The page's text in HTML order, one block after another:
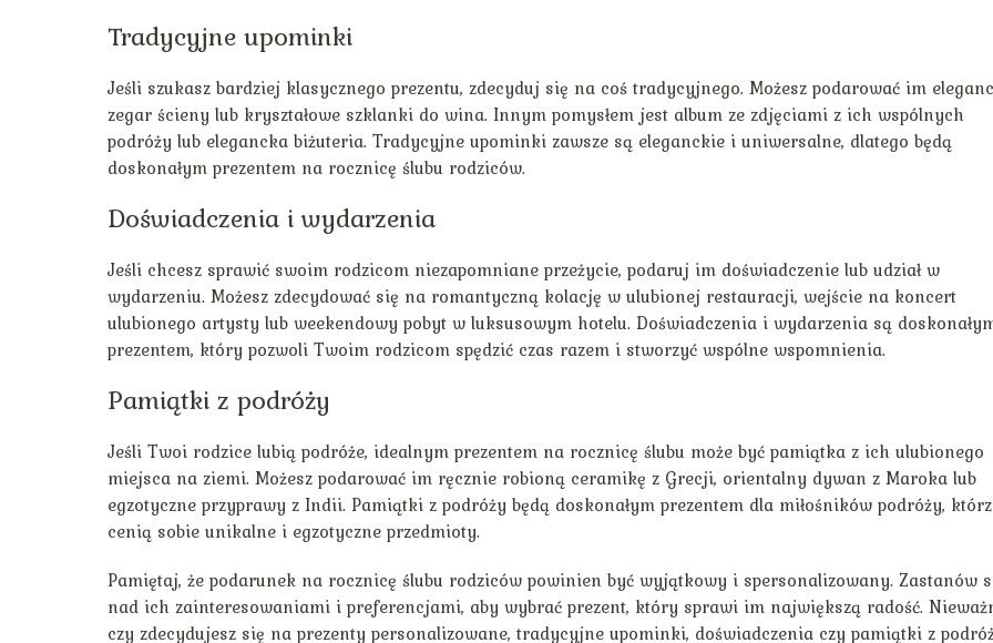
Tradycyjne upominki
Jeśli szukasz bardziej klasycznego prezentu, zdecyduj się na coś tradycyjnego. Możesz podarować im
zegar ścieny lub kryształowe szklanki do wina. Innym pomysłem jest album ze zdjęciami z ich wspólnych
podróży lub elegancka biżuteria. Tradycyjne upominki zawsze są eleganckie i uniwersalne, dlatego będą
doskonałym prezentem na rocznicę ślubu rodziców.
Doświadczenia i wydarzenia
Jeśli chcesz sprawić swoim rodzicom niezapomniane przeżycie, podaruj im doświadczenie lub udział w
wydarzeniu. Możesz zdecydować się na romantyczną kolację w ulubionej restauracji, wejście na koncert
ulubionego artysty lub weekendowy pobyt w luksusowym hotelu. Doświadczenia i wydarzenia są
prezentem, który pozwoli Twoim rodzicom spędzić czas razem i stworzyć wspólne wspomnienia.
Pamiątki z podróży
Jeśli Twoi rodzice lubią podróże, idealnym prezentem na rocznicę ślubu może być pamiątka z ich ulubionego
miejsca na ziemi. Możesz podarować im ręcznie robioną ceramikę z Grecji, orientalny dywan z Maroka lub
egzotyczne przyprawy z Indii. Pamiątki z podróży będą doskonałym prezentem dla miłośników podróży,
cenią sobie unikalne i egzotyczne przedmioty.
Pamiętaj, że podarunek na rocznicę ślubu rodziców powinien być wyjątkowy i spersonalizowany. Zastanów
nad ich zainteresowaniami i preferencjami, aby wybrać prezent, który sprawi im największą radość.
czy zdecydujesz się na prezenty personalizowane, tradycyjne upominki, doświadczenia czy pamiątki z